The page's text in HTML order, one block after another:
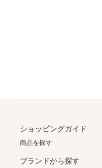
ショッピングガイド
商品を探す
ブランドから探す